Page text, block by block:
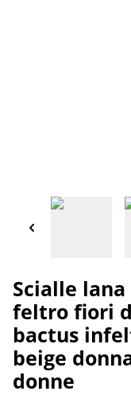
Scialle
feltro fiori
bactus
beige
donne